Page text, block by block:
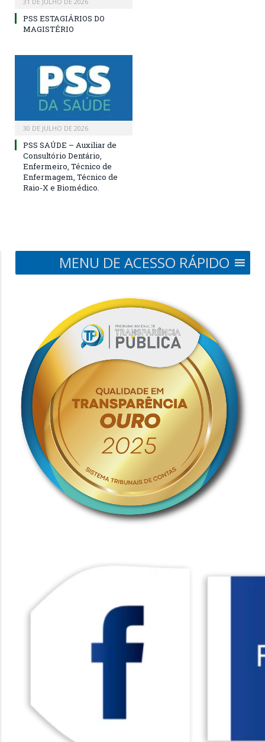
PSS ESTAGIÁRIOS DO
MAGISTÉRIO
30 DE JULHO DE 2026
PSS SAÚDE – Auxiliar de
Consultório Dentário,
Enfermeiro, Técnico de
Enfermagem, Técnico de
Raio-X e Biomédico.
MENU DE ACESSO RÁPIDO